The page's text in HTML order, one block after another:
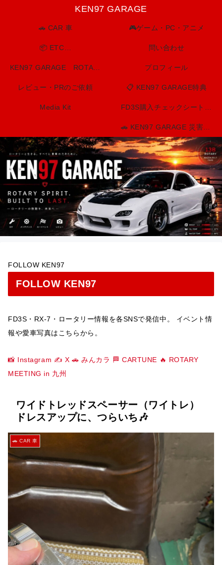
KEN97 GARAGE
🚗 CAR 車 🎮ゲーム・PC・アニメ
📦 ETC… 問い合わせ
プロフィール
レビュー・PRのご依頼 📋 KEN97 GARAGE特典
Media Kit
FOLLOW KEN97
FOLLOW KEN97
FD3S・RX-7・ロータリー情報を各SNSで発信中。 イベント情
報や愛車写真はこちらから。
📸 Instagram ✍️ X 🚗 みんカラ 🏁 CARTUNE 🔥 ROTARY
MEETING in 九州
ワイドトレッドスペーサー（ワイトレ）
ドレスアップに、つらいち🎶
🚗 CAR 車